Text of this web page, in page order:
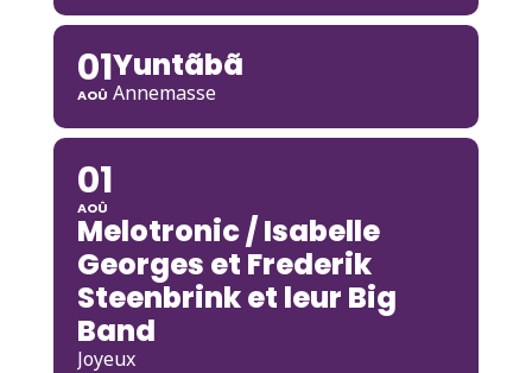
01
AOÛ
Yuntãbã
Annemasse
01
AOÛ
Melotronic / Isabelle
Georges et Frederik
Steenbrink et leur Big
Band
Joyeux